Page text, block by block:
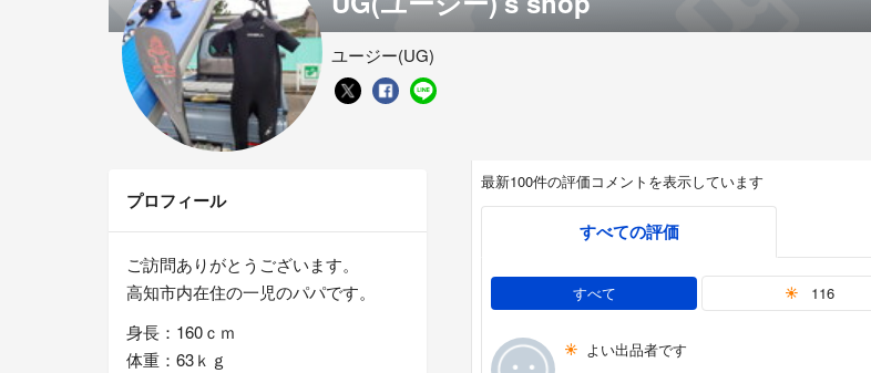
ユージー(UG)
最新100件の評価コメントを表示しています
すべての評価
すべて 116
よい出品者です
プロフィール
ご訪問ありがとうございます。
高知市内在住の一児のパパです。
身長：160ｃｍ
体重：63ｋｇ